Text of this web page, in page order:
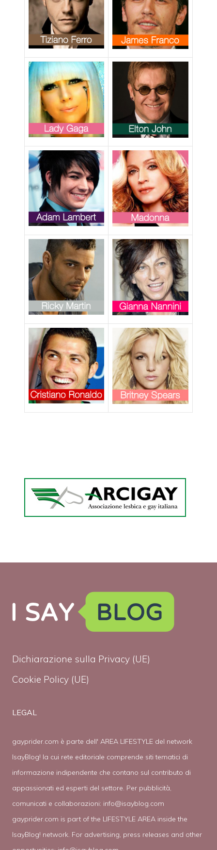
Dichiarazione sulla Privacy (UE)
Cookie Policy (UE)
LEGAL
gayprider.com è parte dell' AREA LIFESTYLE del network
IsayBlog! la cui rete editoriale comprende siti tematici di
informazione indipendente che contano sul contributo di
appassionati ed esperti del settore. Per pubblicità,
comunicati e collaborazioni: info@isayblog.com
gayprider.com is part of the LIFESTYLE AREA inside the
IsayBlog! network. For advertising, press releases and other